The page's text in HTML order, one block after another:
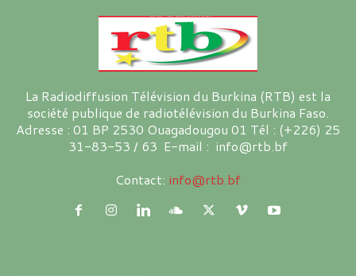
La Radiodiffusion Télévision du Burkina (RTB) est la
société publique de radiotélévision du Burkina Faso.
Adresse : 01 BP 2530 Ouagadougou 01 Tél : (+226) 25
31-83-53 / 63 E-mail : info@rtb.bf
Contact: info@rtb.bf